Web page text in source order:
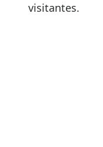
visitantes.